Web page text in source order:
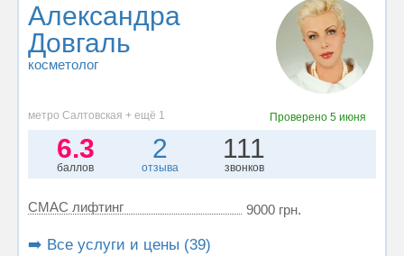
Александра
Довгаль
косметолог
метро Салтовская + ещё 1 Проверено5 июня
6.3
баллов
2
отзыва
111
звонков
СМАС лифтинг 9000 грн.
➡️ Все услуги и цены (39)